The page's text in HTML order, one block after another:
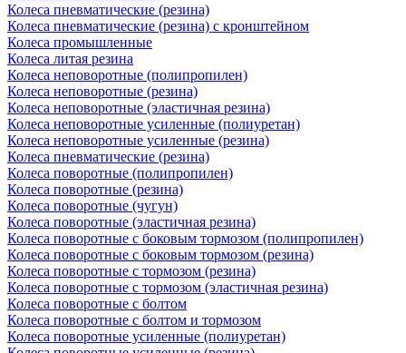
Колеса пневматические (резина)
Колеса пневматические (резина) с кронштейном
Колеса промышленные
Колеса литая резина
Колеса неповоротные (полипропилен)
Колеса неповоротные (резина)
Колеса неповоротные (эластичная резина)
Колеса неповоротные усиленные (полиуретан)
Колеса неповоротные усиленные (резина)
Колеса пневматические (резина)
Колеса поворотные (полипропилен)
Колеса поворотные (резина)
Колеса поворотные (чугун)
Колеса поворотные (эластичная резина)
Колеса поворотные c боковым тормозом (полипропилен)
Колеса поворотные c боковым тормозом (резина)
Колеса поворотные c тормозом (резина)
Колеса поворотные c тормозом (эластичная резина)
Колеса поворотные с болтом
Колеса поворотные с болтом и тормозом
Колеса поворотные усиленные (полиуретан)